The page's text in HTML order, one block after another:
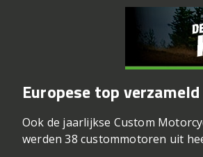
Europese top
Ook de jaarlijkse Custom
werden 38 custommotoren uit